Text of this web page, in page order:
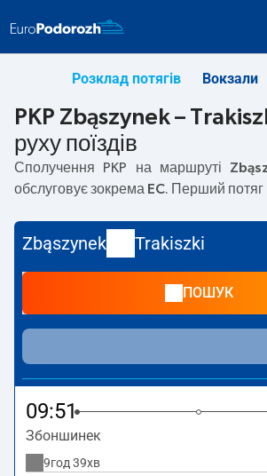
Розклад потягів Вокзали
PKP Zbąszynek –
руху поїздів
Сполучення PKP на маршруті
обслуговує зокрема EC . Перший
Trakiszkiне курсують інші потяги
Intercity. Потяг завершує маршрут
Zbąszynek Trakiszki
ПОШУК
09:51
Збоншинек
9год 39хв